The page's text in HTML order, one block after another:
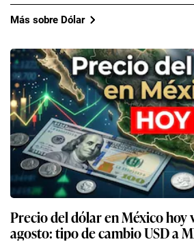
Más sobre Dólar
Precio del dólar en México hoy
agosto: tipo de cambio USD a